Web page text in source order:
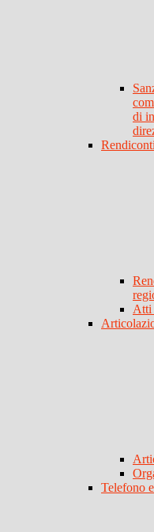
di
Atti
Telefono